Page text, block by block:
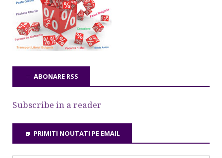
ABONARE RSS
Subscribe in a reader
PRIMITI NOUTATI PE EMAIL